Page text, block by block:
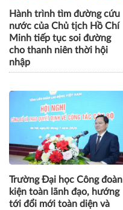
Hành trình tìm đường cứu
nước của Chủ tịch Hồ Chí
Minh tiếp tục soi đường
cho thanh niên thời hội
nhập
Trường Đại học Công đoàn
kiện toàn lãnh đạo, hướng
tới đổi mới toàn diện và